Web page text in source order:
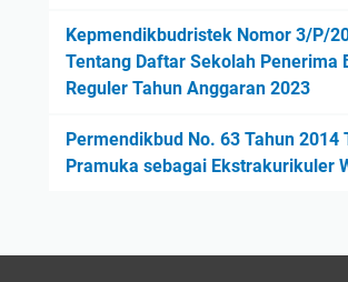
Kepmendikbudristek Nomor 3/P/
Tentang Daftar Sekolah Penerima
Reguler Tahun Anggaran 2023
Permendikbud No. 63 Tahun 2014
Pramuka sebagai Ekstrakurikuler